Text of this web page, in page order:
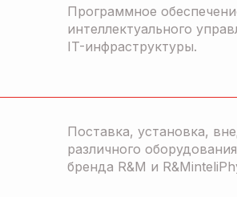
Программное
интеллектуального
IT-инфраструктуры.
Поставка, установка,
различного
бренда R&M и